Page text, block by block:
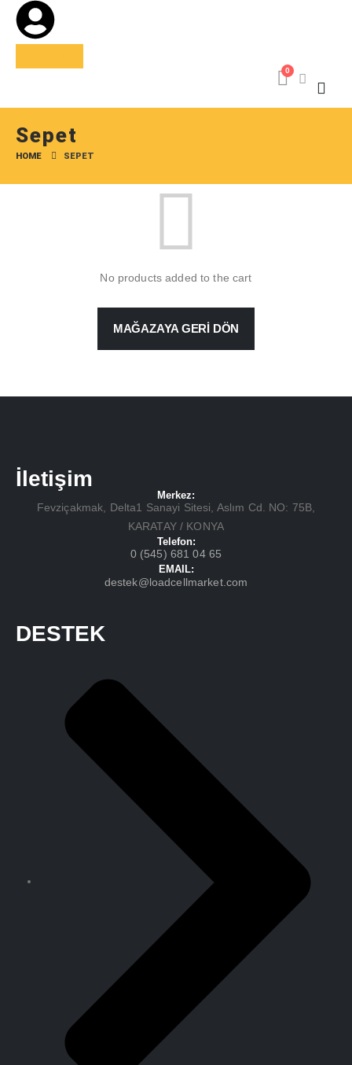
0
Sepet
HOME SEPET
No products added to the cart
MAĞAZAYA GERI DÖN
İletişim
Merkez:
Fevziçakmak, Delta1 Sanayi Sitesi, Aslım Cd. NO: 75B,
KARATAY / KONYA
Telefon:
0 (545) 681 04 65
EMAIL:
destek@loadcellmarket.com
DESTEK